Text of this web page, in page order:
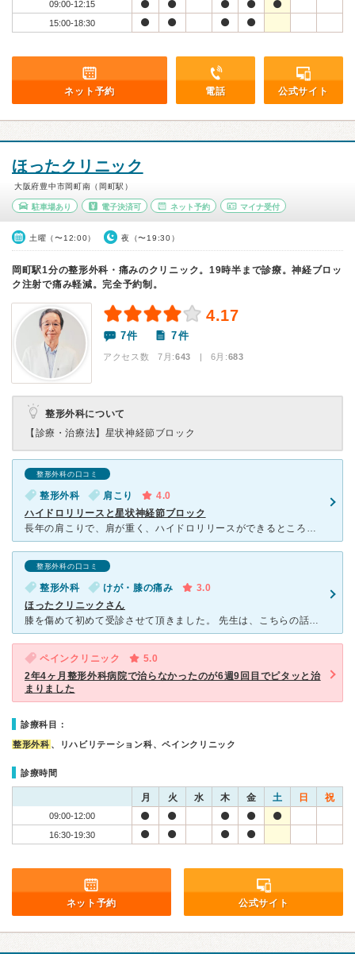
09:00-12:15
15:00-18:30
ネット予約 電話 公式サイト
ほったクリニック
大阪府豊中市岡町南（岡町駅）
駐車場あり 電子決済可 ネット予約 マイナ受付
土曜（〜12:00） 夜（〜19:30）
岡町駅1分の整形外科・痛みのクリニック。19時半まで診療。神経ブロッ
ク注射で痛み軽減。完全予約制。
4.17
7件 7件
アクセス数 7月:643 | 6月:683
整形外科について
【診療・治療法】 星状神経節ブロック
整形外科の口コミ
整形外科 肩こり
4.0
ハイドロリリースと星状神経節ブロック
長年の肩こりで、肩が重く、ハイドロリリースができるところを探し受診しています。また、ここで初めて星状神経節ブロックという首に麻酔を打つ治療を知りました。高血圧や便秘など、重症ではないもの、気になる体調
整形外科の口コミ
整形外科 けが・膝の痛み
3.0
ほったクリニックさん
膝を傷めて初めて受診させて頂きました。 先生は、こちらの話をよく聞いてくださり穏やかで、安心して受診することができました。有難うございました。 身近に酷い肩こりに悩んでいる人が居り、待合室に大
ペインクリニック
5.0
2年4ヶ月整形外科病院で治らなかったのが6週9回目でピタッと治
まりました
診療科目：
整形外科 、リハビリテーション科、ペインクリニック
診療時間
月 火 水 木 金 土 日 祝
09:00-12:00
16:30-19:30
ネット予約 公式サイト